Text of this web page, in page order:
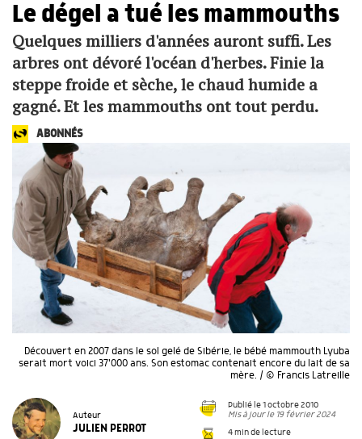
Le dégel a tué les mammouths
Quelques milliers d'années auront suffi. Les
arbres ont dévoré l'océan d'herbes. Finie la
steppe froide et sèche, le chaud humide a
gagné. Et les mammouths ont tout perdu.
ABONNÉS
Découvert en 2007 dans le sol gelé de Sibérie, le bébé mammouth Lyuba
serait mort voici 37'000 ans. Son estomac contenait encore du lait de sa
mère. / © Francis Latreille
Auteur
JULIEN PERROT
Publié le 1 octobre 2010
Mis à jour le 19 février 2024
4 min de lecture